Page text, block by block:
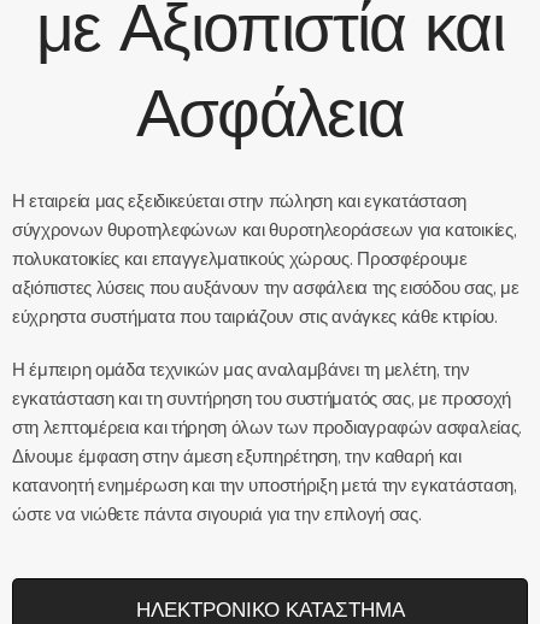
με Αξιοπιστία και
Ασφάλεια
Η εταιρεία μας εξειδικεύεται στην πώληση και εγκατάσταση
σύγχρονων θυροτηλεφώνων και θυροτηλεοράσεων για κατοικίες,
πολυκατοικίες και επαγγελματικούς χώρους. Προσφέρουμε
αξιόπιστες λύσεις που αυξάνουν την ασφάλεια της εισόδου σας, με
εύχρηστα συστήματα που ταιριάζουν στις ανάγκες κάθε κτιρίου.
Η έμπειρη ομάδα τεχνικών μας αναλαμβάνει τη μελέτη, την
εγκατάσταση και τη συντήρηση του συστήματός σας, με προσοχή
στη λεπτομέρεια και τήρηση όλων των προδιαγραφών ασφαλείας.
Δίνουμε έμφαση στην άμεση εξυπηρέτηση, την καθαρή και
κατανοητή ενημέρωση και την υποστήριξη μετά την εγκατάσταση,
ώστε να νιώθετε πάντα σιγουριά για την επιλογή σας.
ΗΛΕΚΤΡΟΝΙΚΟ ΚΑΤΑΣΤΗΜΑ